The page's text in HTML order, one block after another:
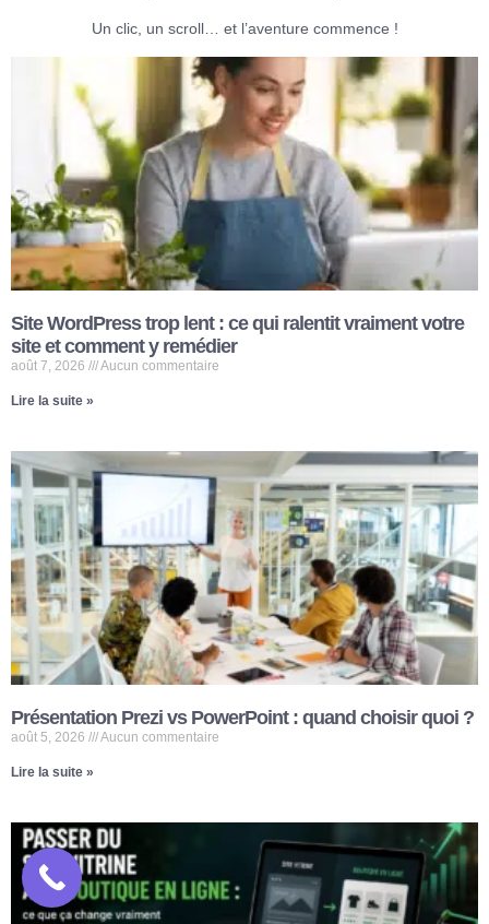
Un clic, un scroll… et l’aventure commence !
Site WordPress trop lent : ce qui ralentit vraiment votre
site et comment y remédier
août 7, 2026 Aucun commentaire
Lire la suite »
Présentation Prezi vs PowerPoint : quand choisir quoi ?
août 5, 2026 Aucun commentaire
Lire la suite »